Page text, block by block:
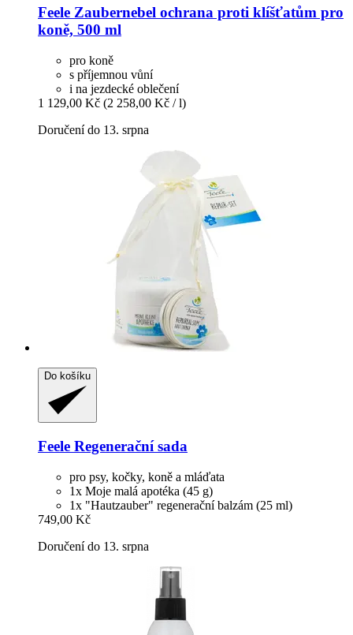
Feele Zaubernebel ochrana proti klíšťatům pro
koně, 500 ml
pro koně
s příjemnou vůní
i na jezdecké oblečení
1 129,00 Kč (2 258,00 Kč / l)
Doručení do 13. srpna
Do košíku
Feele Regenerační sada
pro psy, kočky, koně a mláďata
1x Moje malá apotéka (45 g)
1x "Hautzauber" regenerační balzám (25 ml)
749,00 Kč
Doručení do 13. srpna